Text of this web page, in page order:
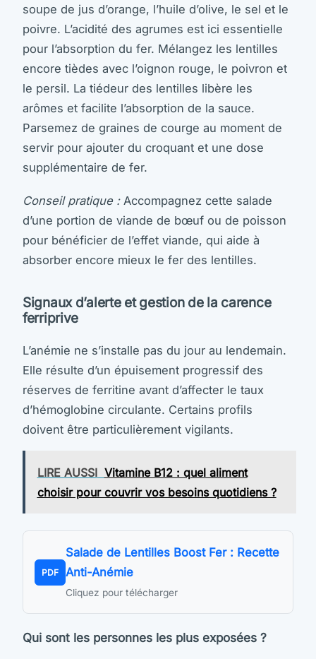
soupe de jus d’orange, l’huile d’olive, le sel et le
poivre. L’acidité des agrumes est ici essentielle
pour l’absorption du fer. Mélangez les lentilles
encore tièdes avec l’oignon rouge, le poivron et
le persil. La tiédeur des lentilles libère les
arômes et facilite l’absorption de la sauce.
Parsemez de graines de courge au moment de
servir pour ajouter du croquant et une dose
supplémentaire de fer.
Conseil pratique :Accompagnez cette salade
d’une portion de viande de bœuf ou de poisson
pour bénéficier de l’effet viande, qui aide à
absorber encore mieux le fer des lentilles.
Signaux d’alerte et gestion de la carence
ferriprive
L’anémie ne s’installe pas du jour au lendemain.
Elle résulte d’un épuisement progressif des
réserves de ferritine avant d’affecter le taux
d’hémoglobine circulante. Certains profils
doivent être particulièrement vigilants.
LIRE AUSSI Vitamine B12 : quel aliment
choisir pour couvrir vos besoins quotidiens ?
PDF
Salade de Lentilles Boost Fer : Recette
Anti-Anémie
Cliquez pour télécharger
Qui sont les personnes les plus exposées ?